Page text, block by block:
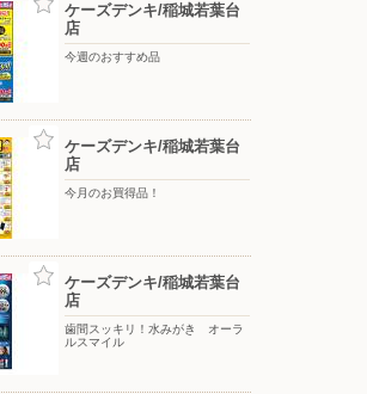
ユニディ若葉台店
〒206-0824 東京都稲城市若葉台2-6
ケーズデンキ/たまプラーザ店
ケーズデンキ/稲城若葉台
店
今週のおすすめ品
ケーズデンキ/稲城若葉台
店
今月のお買得品！
ケーズデンキ/稲城若葉台
店
歯間スッキリ！水みがき オーラ
ルスマイル